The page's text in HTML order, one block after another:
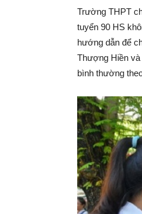
Trường THPT
tuyển 90 HS
hướng dẫn để
Thượng Hiền
bình thường